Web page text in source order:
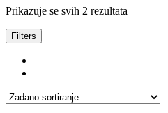
Prikazuje se svih 2 rezultata
Filters